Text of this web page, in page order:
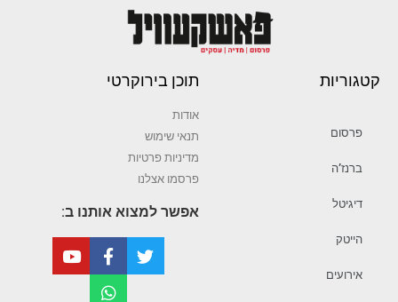
קטגוריות
פרסום
ברנז’ה
דיגיטל
הייטק
אירועים
תוכן בירוקרטי
אודות
תנאי שימוש
מדיניות פרטיות
פרסמו אצלנו
אפשר למצוא אותנו ב: